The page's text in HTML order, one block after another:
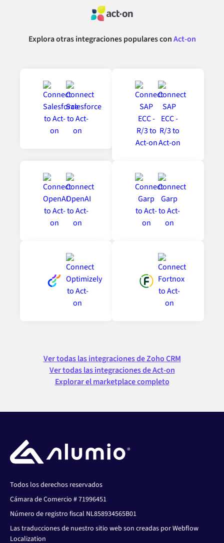
Explora otras integraciones populares conAct-on
Ver todas las integraciones de Zoho CRM
Ver todas las integraciones de Act-on
Explorar el marketplace completo
Todos los derechos reservados
Cámara de Comercio # 71996451
Número de registro fiscal NL858934565B01
Las traducciones de nuestro sitio web son creadas por Webflow
Localization